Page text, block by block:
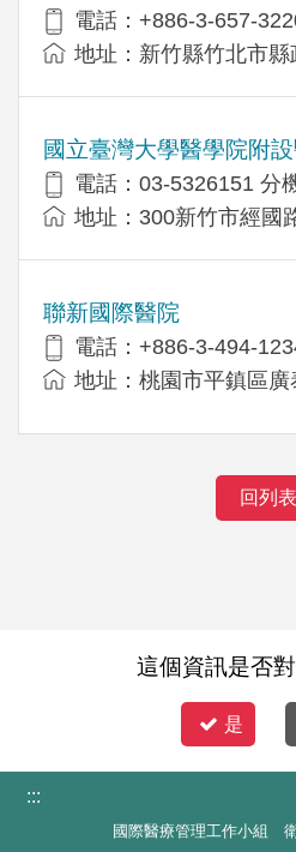
電話：+886-3-657-
地址：新竹縣竹北市縣
國立臺灣大學醫學院附
電話：03-5326151 分
地址：300新竹市經國
聯新國際醫院
電話：+886-3-494-
地址：桃園市平鎮區廣
回列表
這個資訊是否
是
:::
國際醫療管理工作小組